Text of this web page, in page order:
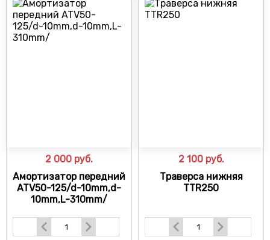
2 000 руб.
Амортизатор передний
ATV50-125/d-10mm,d-
10mm,L-310mm/
2 100 руб.
Траверса нижняя
TTR250